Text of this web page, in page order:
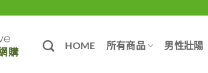
HOME 所有商品 男性壯陽